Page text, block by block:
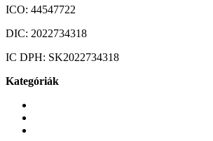
ICO: 44547722
DIC: 2022734318
IC DPH: SK2022734318
Kategóriák